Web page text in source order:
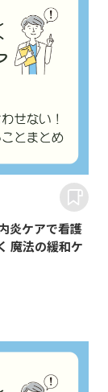
炎ケアで看護
魔法の緩和ケ